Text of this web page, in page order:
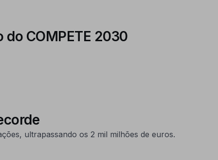
COMPETE 2030
ultrapassando os 2 mil milhões de euros.